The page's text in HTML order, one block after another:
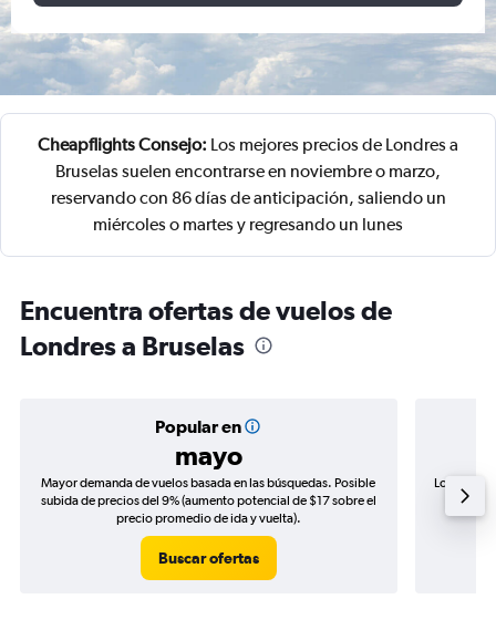
Cheapflights Consejo: Los mejores precios de Londres a
Bruselas suelen encontrarse en noviembre o marzo,
reservando con 86 días de anticipación, saliendo un
miércoles o martes y regresando un lunes
Encuentra ofertas de vuelos de
Londres a Bruselas
Popular en
mayo
Mayor demanda de vuelos basada en las búsquedas. Posible
subida de precios del 9% (aumento potencial de $17 sobre el
precio promedio de ida y vuelta).
Buscar ofertas
Los
de